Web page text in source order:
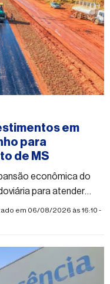
em
para
de MS
econômica do
para atender
em 06/08/2026 às 16:10 -